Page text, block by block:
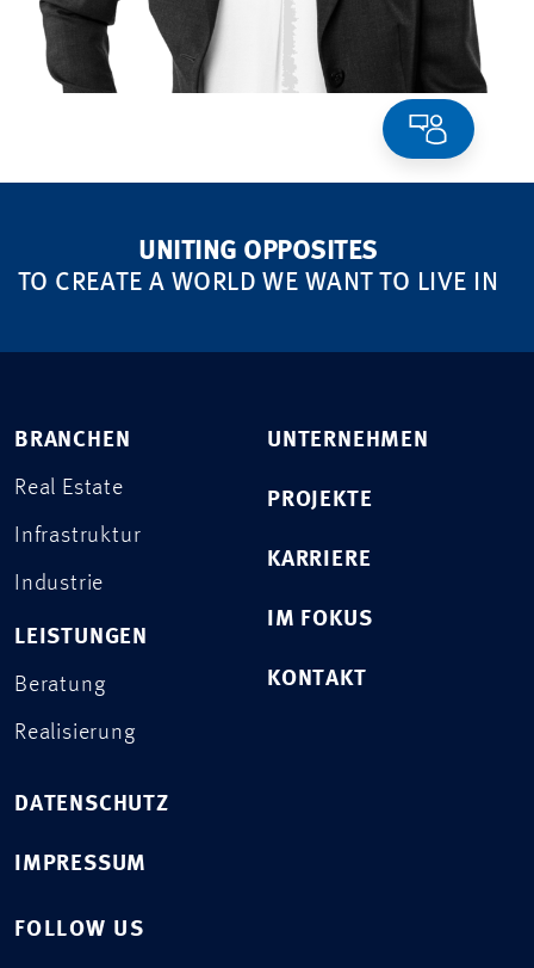
UNITING OPPOSITES
TO CREATE A WORLD WE WANT TO LIVE IN
BRANCHEN
Real Estate
Infrastruktur
Industrie
LEISTUNGEN
Beratung
Realisierung
UNTERNEHMEN
PROJEKTE
KARRIERE
IM FOKUS
KONTAKT
DATENSCHUTZ
IMPRESSUM
FOLLOW US